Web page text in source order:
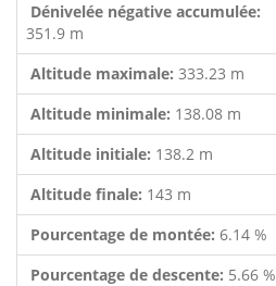
Dénivelée négative accumulée:
351.9 m
Altitude maximale: 333.23 m
Altitude minimale: 138.08 m
Altitude initiale: 138.2 m
Altitude finale: 143 m
Pourcentage de montée: 6.14 %
Pourcentage de descente: 5.66 %